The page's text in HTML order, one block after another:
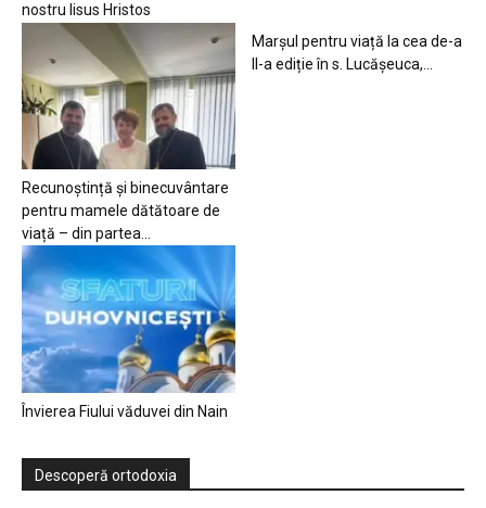
nostru Iisus Hristos
Recunoștință și binecuvântare
pentru mamele dătătoare de
viață – din partea...
Marșul pentru viață la cea de-a
II-a ediție în s. Lucășeuca,...
Învierea Fiului văduvei din Nain
Descoperă ortodoxia